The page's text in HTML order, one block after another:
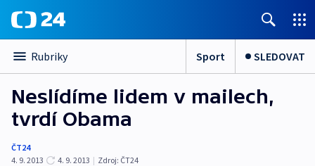
Rubriky Sport SLEDOVAT
Neslídíme lidem v mailech,
tvrdí Obama
ČT24
4. 9. 2013
4. 9. 2013 | Zdroj: ČT24